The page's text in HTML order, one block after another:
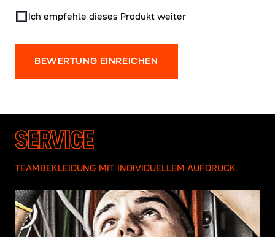
Ich empfehle dieses Produkt weiter
BEWERTUNG EINREICHEN
SERVICE
TEAMBEKLEIDUNG MIT INDIVIDUELLEM AUFDRUCK.